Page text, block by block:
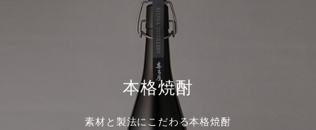
本格焼酎
素材と製法にこだわる本格焼酎